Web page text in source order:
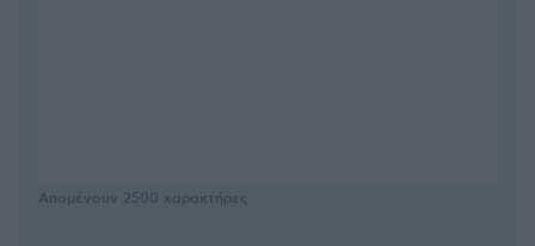
Απομένουν 2500 χαρακτήρες